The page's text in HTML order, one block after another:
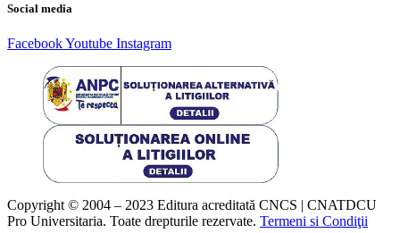
Social media
FacebookYoutube Instagram
Copyright © 2004 – 2023 Editura acreditată CNCS | CNATDCU
Pro Universitaria. Toate drepturile rezervate. Termeni si Condiţii